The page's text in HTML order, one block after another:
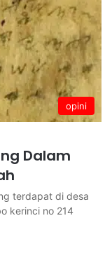
opini
Dalam
terdapat di desa
kerinci no 214